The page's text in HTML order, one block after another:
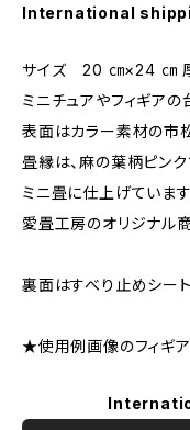
International
サイズ 20 ㎝×24 ㎝
ミニチュアやフィギアの
表面はカラー素材の市
畳縁は、麻の葉柄ピン
ミニ畳に仕上げています
愛畳工房のオリジナル商
裏面はすべり止めシート
★使用例画像のフィギ